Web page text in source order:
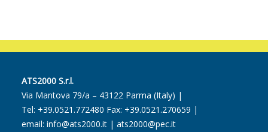
ATS2000 S.r.l.
Via Mantova 79/a – 43122 Parma (Italy) |
Tel: +39.0521.772480 Fax: +39.0521.270659 |
email: info@ats2000.it | ats2000@pec.it